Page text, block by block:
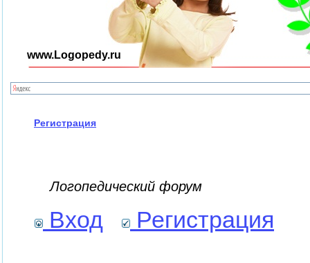
www.Logopedy.ru
Регистрация
Логопедический форум
Вход Регистрация